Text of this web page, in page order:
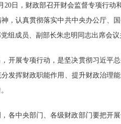
20日，财政部召开财会监督专项行
，认真贯彻落实中共中央办公厅、
组成员、副部长朱忠明同志出席会议
开展专项行动，是坚决贯彻习近平
发挥财政职能作用、提升财政治理
各中央部门、各级财政部门要把开